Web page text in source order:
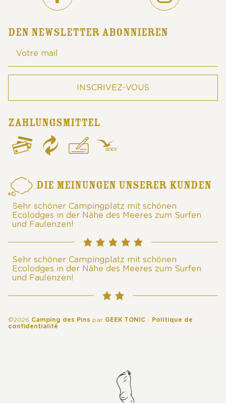
DEN NEWSLETTER ABONNIEREN
ZAHLUNGSMITTEL
DIE MEINUNGEN UNSERER KUNDEN
Sehr schöner Campingplatz mit schönen
Ecolodges in der Nähe des Meeres zum Surfen
und Faulenzen!
Sehr schöner Campingplatz mit schönen
Ecolodges in der Nähe des Meeres zum Surfen
und Faulenzen!
©2026 Camping des Pins par GEEK TONIC - Politique de
confidentialité